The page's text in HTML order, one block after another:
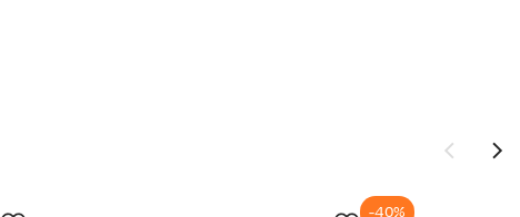
-40%